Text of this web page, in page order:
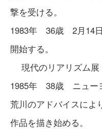
撃を受ける。
1983年 36歳 2月14日
開始する。
現代のリアリズム展
1985年 38歳 ニュー
荒川のアドバイスによ
作品を描き始める。